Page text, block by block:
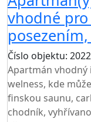
vhodné pro
Číslo objektu:
Apartmán vhodný
welness, kde
finskou saunu,
chodník,